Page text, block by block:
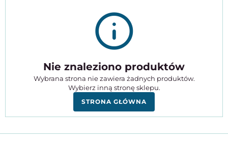
Nie znaleziono produktów
Wybrana strona nie zawiera żadnych produktów.
Wybierz inną stronę sklepu.
STRONA GŁÓWNA